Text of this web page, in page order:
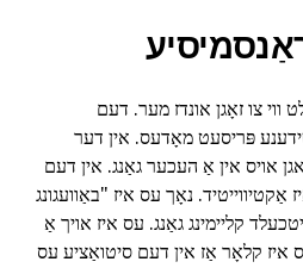
ווי צו זאָגן אונדז מער. דעם
פּריסעט מאָדעס. אין דער
אויס אין אַ העכער גאַנג. אין דעם
נאָך עס איז "באַוועגונג
קליימינג גאַנג. עס איז אויך אַ
איז קלאָר אַז אין דעם סיטואַציע עס